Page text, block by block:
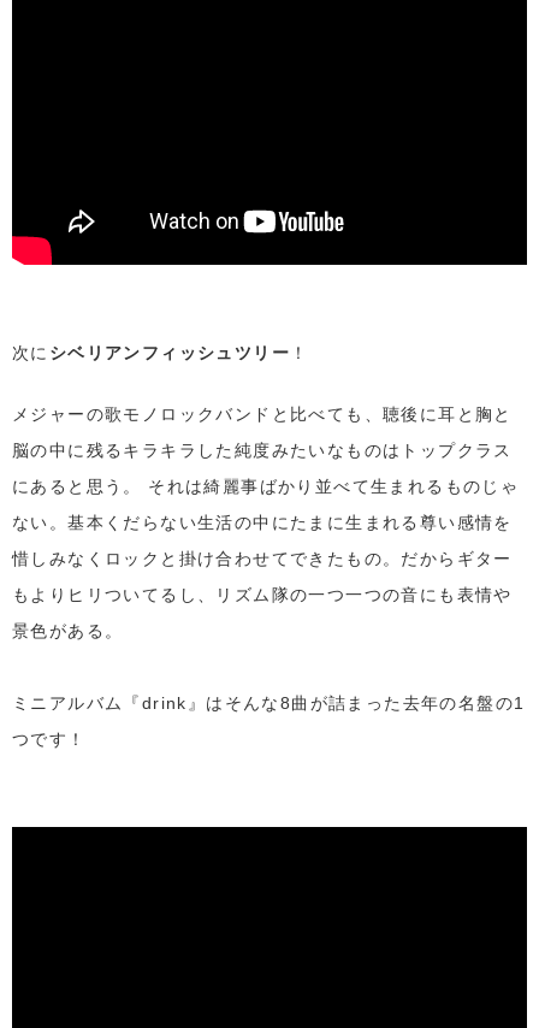
次に シベリアンフィッシュツリー ！
メジャーの歌モノロックバンドと比べても、聴後に耳と胸と
脳の中に残るキラキラした純度みたいなものはトップクラス
にあると思う。 それは綺麗事ばかり並べて生まれるものじゃ
ない。基本くだらない生活の中にたまに生まれる尊い感情を
惜しみなくロックと掛け合わせてできたもの。だからギター
もよりヒリついてるし、リズム隊の一つ一つの音にも表情や
景色がある。
ミニアルバム『drink』はそんな8曲が詰まった去年の名盤の1
つです！